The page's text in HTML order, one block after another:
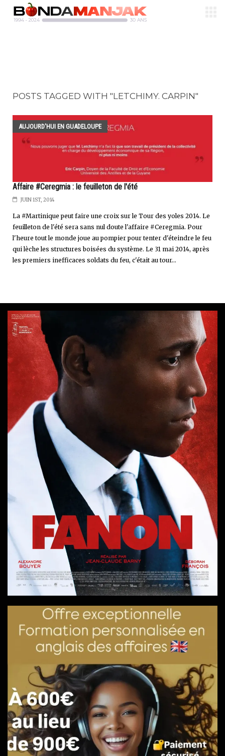
POSTS TAGGED WITH "LETCHIMY. CARPIN"
AUJOURD'HUI EN GUADELOUPE
Affaire #Ceregmia : le feuilleton de l'été
JUIN 1ST, 2014
La #Martinique peut faire une croix sur le Tour des yoles 2014. Le
feuilleton de l'été sera sans nul doute l'affaire #Ceregmia. Pour
l'heure tout le monde joue au pompier pour tenter d'éteindre le feu
qui lèche les structures boisées du système. Le 31 mai 2014, après
les premiers inefficaces soldats du feu, c'était au tour...